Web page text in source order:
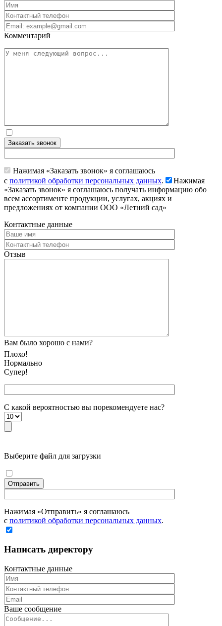
Комментарий
Заказать звонок
Нажимая «Заказать звонок» я соглашаюсь
с политикой обработки персональных данных.
Нажимая
«Заказать звонок» я соглашаюсь получать информацию обо
всем ассортименте продукции, услугах, акциях и
предложениях от компании ООО «Летний сад»
Контактные данные
Отзыв
Вам было хорошо с нами?
Плохо!
Нормально
Супер!
С какой вероятностью вы порекомендуете наc?
Выберите файл для загрузки
Отправить
Нажимая «Отправить» я соглашаюсь
с политикой обработки персональных данных.
Написать директору
Контактные данные
Ваше сообщение